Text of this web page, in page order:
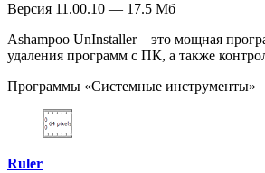
Версия 11.00.10 — 17.5 Мб
Ashampoo UnInstaller – это мощная
удаления программ с ПК, а также
Программы «Системные инструменты»
Ruler